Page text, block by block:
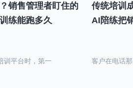
销售管理者盯住的
练能跑多久
训平台时，第一
传统培训
AI陪练把
客户在电话